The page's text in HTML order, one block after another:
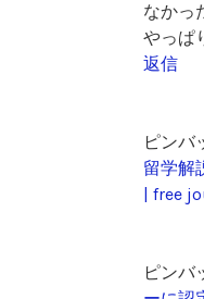
なかっ
やっぱ
返信
ピンバ
留学解
| free
ピンバ